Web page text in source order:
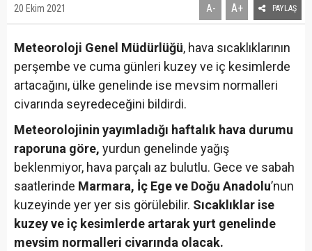
20 Ekim 2021 A- A+ PAYLAŞ
Meteoroloji Genel Müdürlüğü, hava sıcaklıklarının
perşembe ve cuma günleri kuzey ve iç kesimlerde
artacağını, ülke genelinde ise mevsim normalleri
civarında seyredeceğini bildirdi.
Meteorolojinin yayımladığı haftalık hava durumu
raporuna göre, yurdun genelinde yağış
beklenmiyor, hava parçalı az bulutlu. Gece ve sabah
saatlerinde Marmara, İç Ege ve Doğu Anadolu’nun
kuzeyinde yer yer sis görülebilir. Sıcaklıklar ise
kuzey ve iç kesimlerde artarak yurt genelinde
mevsim normalleri civarında olacak.